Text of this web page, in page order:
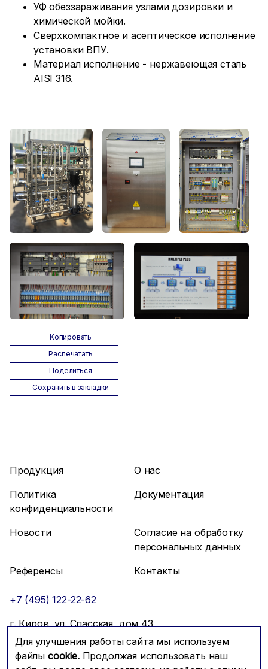
УФ обеззараживания узлами дозировки и
химической мойки.
Сверхкомпактное и асептическое исполнение
установки ВПУ.
Материал исполнение - нержавеющая сталь
AISI 316.
Копировать
Распечатать
Поделиться
Сохранить в закладки
Для улучшения работы сайта мы используем
файлы cookie.Продолжая использовать наш
Продукция
О нас
Политика
конфиденциальности
Документация
Новости
Согласие на обработку
персональных данных
Референсы
Контакты
+7 (495) 122-22-62
г. Киров, ул. Спасская, дом 43
info@mfmc.ru
Связаться с нами